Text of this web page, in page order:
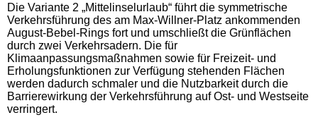
Die Variante 2 „Mittelinselurlaub“ führt die symmetrische
Verkehrsführung des am Max-Willner-Platz ankommenden
August-Bebel-Rings fort und umschließt die Grünflächen
durch zwei Verkehrsadern. Die für
Klimaanpassungsmaßnahmen sowie für Freizeit- und
Erholungsfunktionen zur Verfügung stehenden Flächen
werden dadurch schmaler und die Nutzbarkeit durch die
Barrierewirkung der Verkehrsführung auf Ost- und Westseite
verringert.